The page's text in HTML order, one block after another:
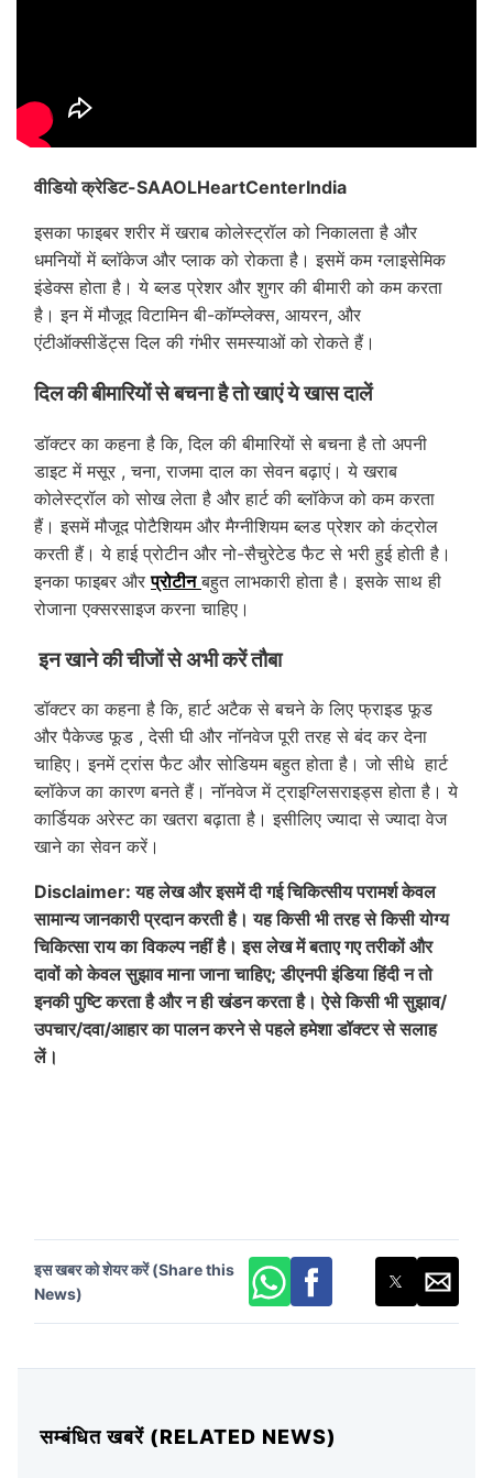
वीडियो क्रेडिट-SAAOLHeartCenterIndia
इसका फाइबर शरीर में खराब कोलेस्ट्रॉल को निकालता है और
धमनियों में ब्लॉकेज और प्लाक को रोकता है। इसमें कम ग्लाइसेमिक
इंडेक्स होता है। ये ब्लड प्रेशर और शुगर की बीमारी को कम करता
है। इन में मौजूद विटामिन बी-कॉम्प्लेक्स, आयरन, और
एंटीऑक्सीडेंट्स दिल की गंभीर समस्याओं को रोकते हैं।
दिल की बीमारियों से बचना है तो खाएं ये खास दालें
डॉक्टर का कहना है कि, दिल की बीमारियों से बचना है तो अपनी
डाइट में मसूर , चना, राजमा दाल का सेवन बढ़ाएं। ये खराब
कोलेस्ट्रॉल को सोख लेता है और हार्ट की ब्लॉकेज को कम करता
हैं। इसमें मौजूद पोटैशियम और मैग्नीशियम ब्लड प्रेशर को कंट्रोल
करती हैं। ये हाई प्रोटीन और नो-सैचुरेटेड फैट से भरी हुई होती है।
इनका फाइबर औरप्रोटीन बहुत लाभकारी होता है। इसके साथ ही
रोजाना एक्सरसाइज करना चाहिए।
इन खाने की चीजों से अभी करें तौबा
डॉक्टर का कहना है कि, हार्ट अटैक से बचने के लिए फ्राइड फूड
और पैकेज्ड फूड , देसी घी और नॉनवेज पूरी तरह से बंद कर देना
चाहिए। इनमें ट्रांस फैट और सोडियम बहुत होता है। जो सीधे हार्ट
ब्लॉकेज का कारण बनते हैं। नॉनवेज में ट्राइग्लिसराइड्स होता है। ये
कार्डियक अरेस्ट का खतरा बढ़ाता है। इसीलिए ज्यादा से ज्यादा वेज
खाने का सेवन करें।
Disclaimer: यह लेख और इसमें दी गई चिकित्सीय परामर्श केवल
सामान्य जानकारी प्रदान करती है। यह किसी भी तरह से किसी योग्य
चिकित्सा राय का विकल्प नहीं है। इस लेख में बताए गए तरीकों और
दावों को केवल सुझाव माना जाना चाहिए; डीएनपी इंडिया हिंदी न तो
इनकी पुष्टि करता है और न ही खंडन करता है। ऐसे किसी भी सुझाव/
उपचार/दवा/आहार का पालन करने से पहले हमेशा डॉक्टर से सलाह
लें।
इस खबर को शेयर करें (Share this
News)
सम्बंधित खबरें (RELATED NEWS)